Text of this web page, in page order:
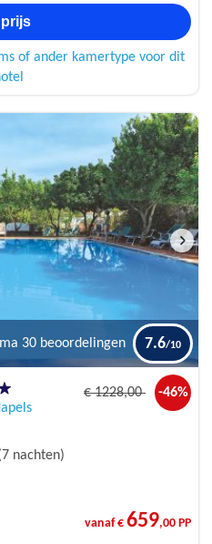
of ander kamertype voor dit
30 beoordelingen 7.6
€1228,00 -46%
nachten)
vanaf € 659,00 PP